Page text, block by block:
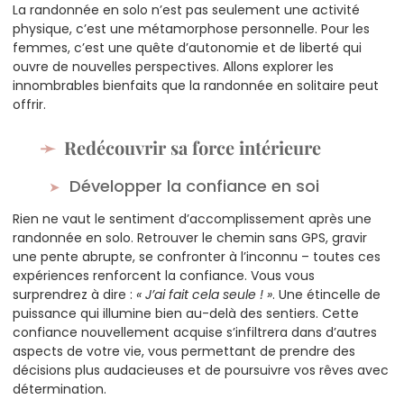
La randonnée en solo n’est pas seulement une activité
physique, c’est une métamorphose personnelle. Pour les
femmes, c’est une quête d’autonomie et de liberté qui
ouvre de nouvelles perspectives. Allons explorer les
innombrables bienfaits que la randonnée en solitaire peut
offrir.
Redécouvrir sa force intérieure
Développer la confiance en soi
Rien ne vaut le sentiment d’accomplissement après une
randonnée en solo. Retrouver le chemin sans GPS, gravir
une pente abrupte, se confronter à l’inconnu – toutes ces
expériences renforcent la confiance. Vous vous
surprendrez à dire : « J’ai fait cela seule ! ». Une étincelle de
puissance qui illumine bien au-delà des sentiers. Cette
confiance nouvellement acquise s’infiltrera dans d’autres
aspects de votre vie, vous permettant de prendre des
décisions plus audacieuses et de poursuivre vos rêves avec
détermination.